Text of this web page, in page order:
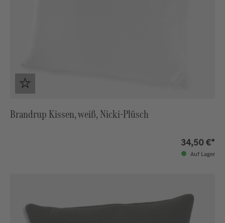
Brandrup Kissen, weiß, Nicki-Plüsch
34,50 €*
Auf Lager